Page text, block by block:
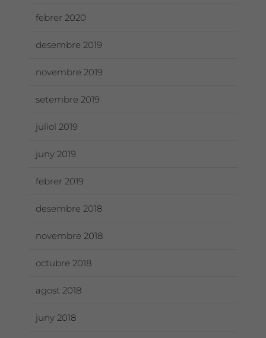
febrer 2020
desembre 2019
novembre 2019
setembre 2019
juliol 2019
juny 2019
febrer 2019
desembre 2018
novembre 2018
octubre 2018
agost 2018
juny 2018